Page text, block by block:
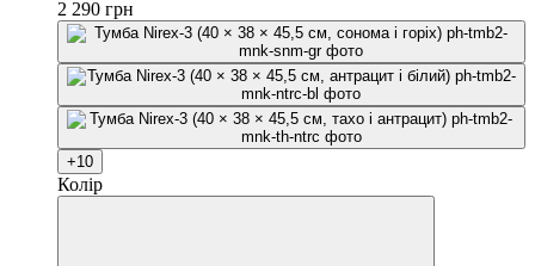
2 290 грн
+10
Колір